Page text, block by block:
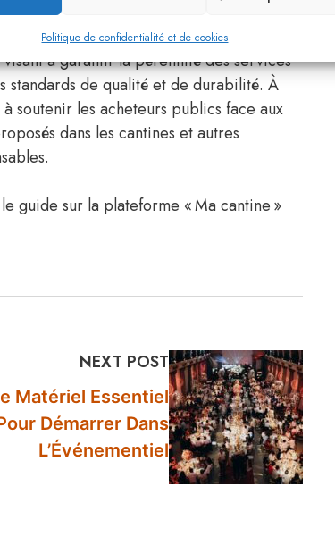
Politique de confidentialité et de cookies
à garantir la pérennité des services
standards de qualité et de durabilité. À
soutenir les acheteurs publics face aux
dans les cantines et autres
guide sur la plateforme « Ma cantine »
NEXT POST
Matériel Essentiel
Démarrer Dans
L’Événementiel